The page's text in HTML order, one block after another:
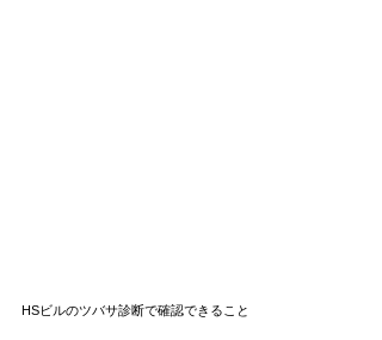
HSビルのツバサ診断で確認できること